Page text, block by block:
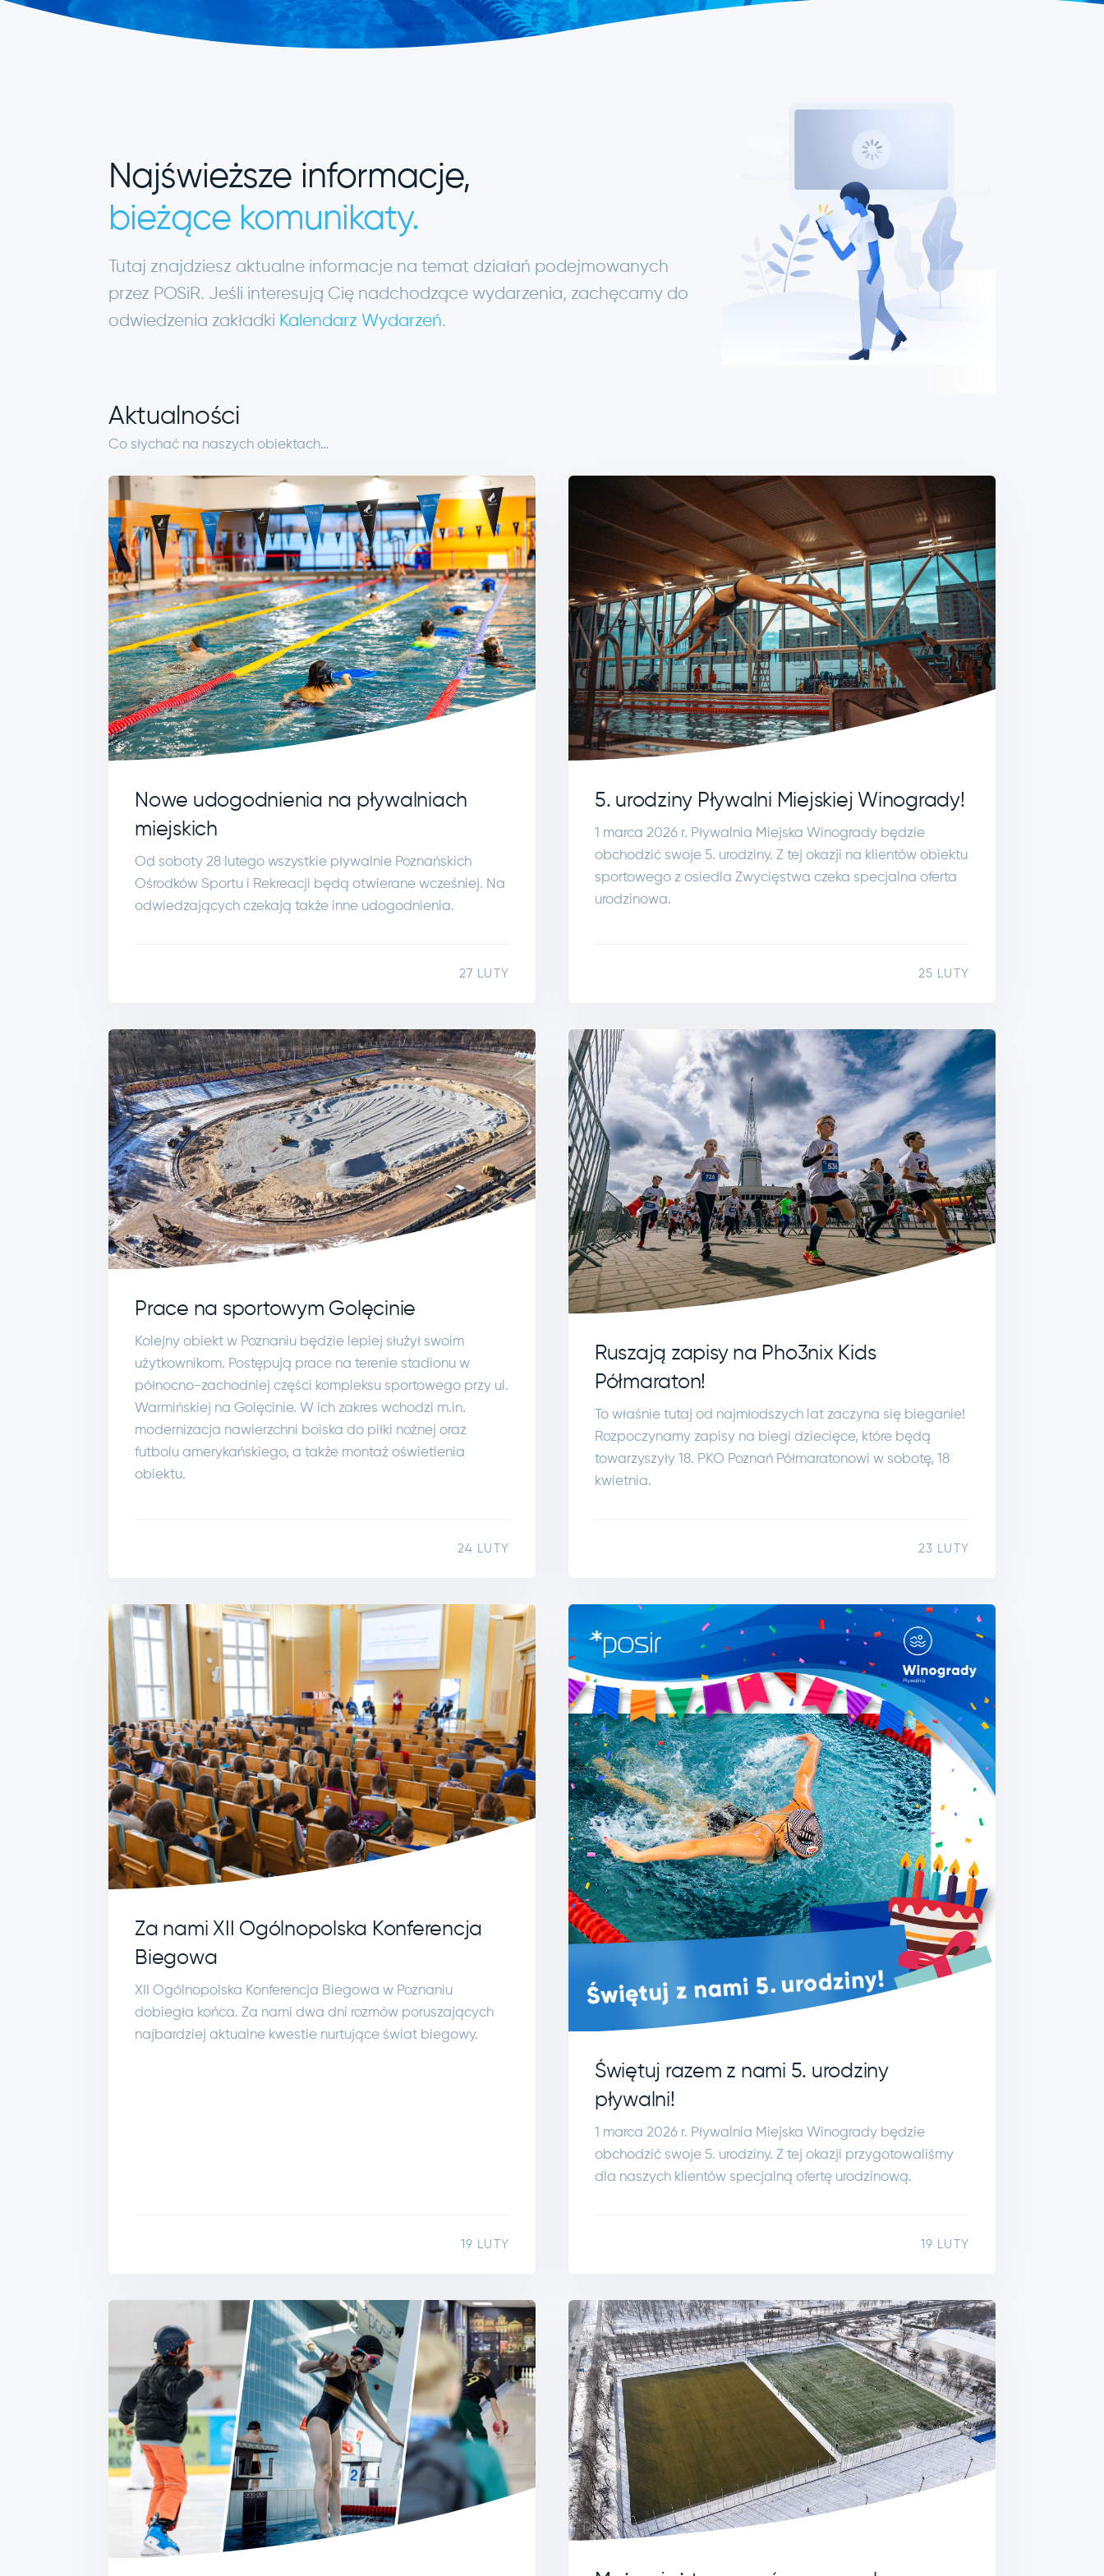
Najświeższe informacje,
bieżące komunikaty.
Tutaj znajdziesz aktualne informacje na temat działań podejmowanych
przez POSiR. Jeśli interesują Cię nadchodzące wydarzenia, zachęcamy do
odwiedzenia zakładki Kalendarz Wydarzeń.
Aktualności
Co słychać na naszych obiektach…
Nowe udogodnienia na pływalniach
miejskich
Od soboty 28 lutego wszystkie pływalnie Poznańskich
Ośrodków Sportu i Rekreacji będą otwierane wcześniej. Na
odwiedzających czekają także inne udogodnienia.
27 LUTY
5. urodziny Pływalni Miejskiej Winogrady!
1 marca 2026 r. Pływalnia Miejska Winogrady będzie
obchodzić swoje 5. urodziny. Z tej okazji na klientów obiektu
sportowego z osiedla Zwycięstwa czeka specjalna oferta
urodzinowa.
25 LUTY
Prace na sportowym Golęcinie
Kolejny obiekt w Poznaniu będzie lepiej służył swoim
użytkownikom. Postępują prace na terenie stadionu w
północno-zachodniej części kompleksu sportowego przy ul.
Warmińskiej na Golęcinie. W ich zakres wchodzi m.in.
modernizacja nawierzchni boiska do piłki nożnej oraz
futbolu amerykańskiego, a także montaż oświetlenia
obiektu.
24 LUTY
Ruszają zapisy na Pho3nix Kids
Półmaraton!
To właśnie tutaj od najmłodszych lat zaczyna się bieganie!
Rozpoczynamy zapisy na biegi dziecięce, które będą
towarzyszyły 18. PKO Poznań Półmaratonowi w sobotę, 18
kwietnia.
23 LUTY
Za nami XII Ogólnopolska Konferencja
Biegowa
XII Ogólnopolska Konferencja Biegowa w Poznaniu
dobiegła końca. Za nami dwa dni rozmów poruszających
najbardziej aktualne kwestie nurtujące świat biegowy.
19 LUTY
Świętuj razem z nami 5. urodziny
pływalni!
1 marca 2026 r. Pływalnia Miejska Winogrady będzie
obchodzić swoje 5. urodziny. Z tej okazji przygotowaliśmy
dla naszych klientów specjalną ofertę urodzinową.
19 LUTY